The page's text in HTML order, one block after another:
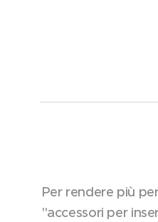
Per rendere più
"accessori per